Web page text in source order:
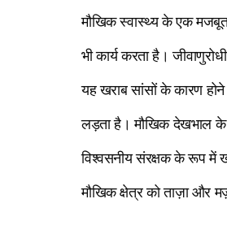
मौखिक स्वास्थ्य के एक
भी कार्य करता है।
यह खराब सांसों के कारण
लड़ता है। मौखिक देखभाल के
विश्वसनीय संरक्षक के रूप में
मौखिक क्षेत्र को ताज़ा और